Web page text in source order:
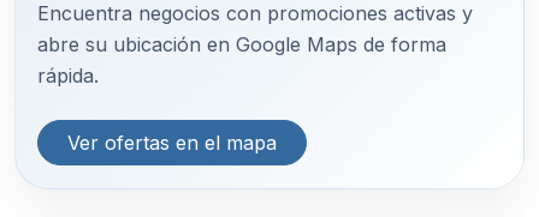
Encuentra negocios con promociones activas y
abre su ubicación en Google Maps de forma
rápida.
Ver ofertas en el mapa